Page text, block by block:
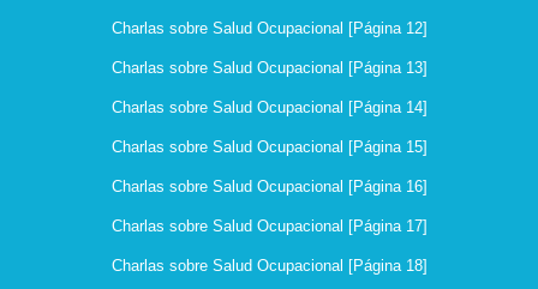
Charlas sobre Salud Ocupacional [Página 12]
Charlas sobre Salud Ocupacional [Página 13]
Charlas sobre Salud Ocupacional [Página 14]
Charlas sobre Salud Ocupacional [Página 15]
Charlas sobre Salud Ocupacional [Página 16]
Charlas sobre Salud Ocupacional [Página 17]
Charlas sobre Salud Ocupacional [Página 18]